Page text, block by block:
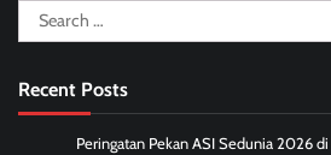
Search
for:
Recent Posts
Peringatan Pekan ASI Sedunia 2026